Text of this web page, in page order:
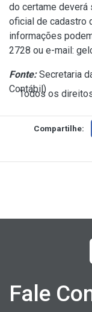
do certame deverá
oficial de cadastro
informações
2728 ou e-mail:
Fonte:Secretaria
Contábil)
Todos os
Compartilhe:
Fale